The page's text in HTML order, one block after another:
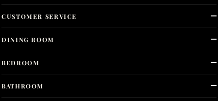
DINING ROOM
BEDROOM
BATHROOM
CUSTOMER SERVICE